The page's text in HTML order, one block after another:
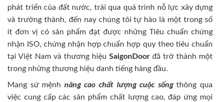
phát triển của đất nước, trải qua quá trình nỗ lực xây dựng
và trưởng thành, đến nay chúng tôi tự hào là một trong số
ít đơn vị có sản phẩm đạt được những Tiêu chuẩn chứng
nhận ISO, chứng nhận hợp chuẩn hợp quy theo tiêu chuẩn
tại Việt Nam và thương hiệu SaigonDoor đã trở thành một
trong những thương hiệu danh tiếng hàng đầu.
Mang sứ mệnh nâng cao chất lượng cuộc sốngthông qua
việc cung cấp các sản phẩm chất lượng cao, đáp ứng mọi